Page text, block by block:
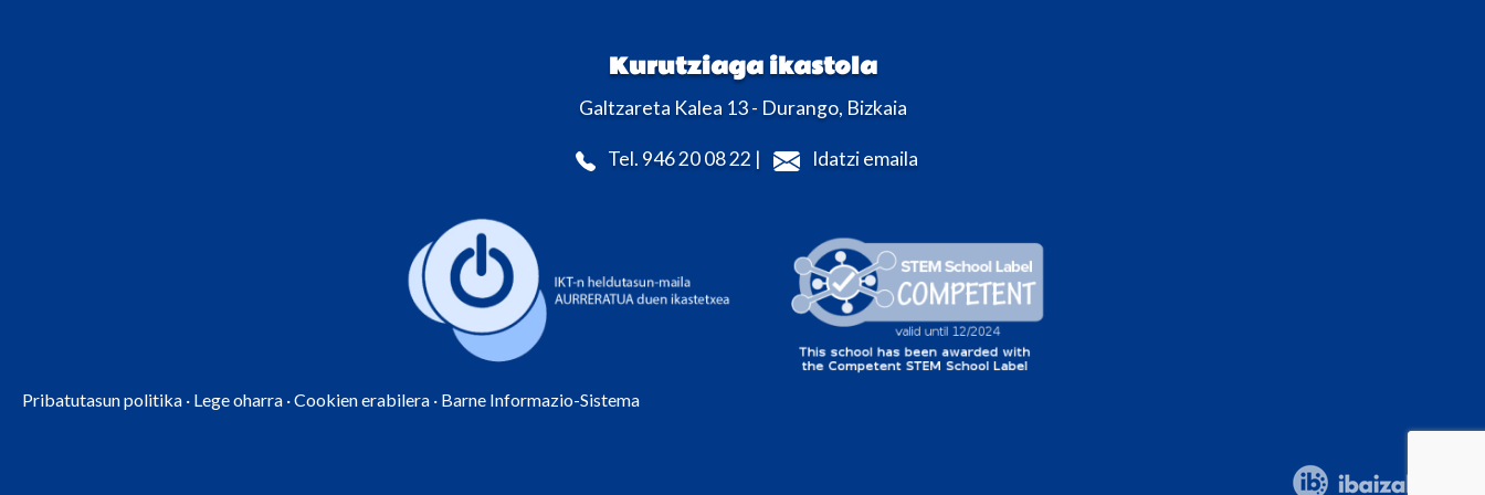
Kurutziaga ikastola
Galtzareta Kalea 13 - Durango, Bizkaia
Tel. 946 20 08 22 | Idatzi emaila
Pribatutasun politika · Lege oharra ·Cookien erabilera · Barne Informazio-Sistema